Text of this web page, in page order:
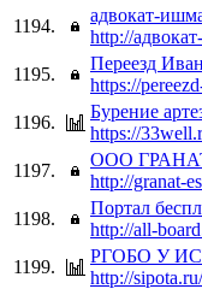
1194.
адвокат-
http://
1195.
Переезд
https://
1196.
Бурение
https://
1197.
ООО
http://granat-
1198.
Портал
http://all-
1199.
РГОБО У
http://sipota.ru/